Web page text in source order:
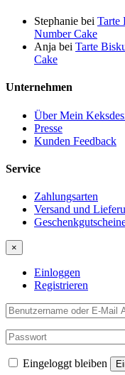
Stephanie bei Tarte
Number Cake
Anja bei Tarte
Cake
Unternehmen
Über Mein
Presse
Kunden Feedback
Service
Zahlungsarten
Versand und
×
Einloggen
Registrieren
Eingeloggt bleiben